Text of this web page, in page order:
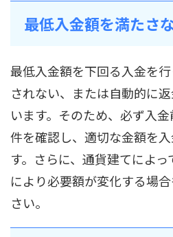
最低入金額を満たさ
最低入金額を下回る入金を
されない、または自動的に
います。そのため、必ず入
件を確認し、適切な金額を
す。さらに、通貨建てによ
により必要額が変化する場
さい。